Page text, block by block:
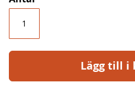
Lägg till i